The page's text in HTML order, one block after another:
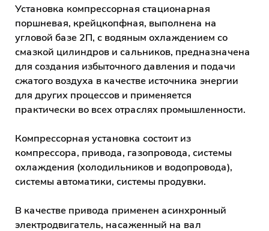
Установка компрессорная стационарная
поршневая, крейцкопфная, выполнена на
угловой базе 2П, с водяным охлаждением со
смазкой цилиндров и сальников, предназначена
для создания избыточного давления и подачи
сжатого воздуха в качестве источника энергии
для других процессов и применяется
практически во всех отраслях промышленности.
Компрессорная установка состоит из
компрессора, привода, газопровода, системы
охлаждения (холодильников и водопровода),
системы автоматики, системы продувки.
В качестве привода применен асинхронный
электродвигатель, насаженный на вал